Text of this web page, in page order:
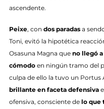
ascendente.
Peixe, con dos paradas a
Toni, evitó la hipotética
Osasuna Magna que no llegó
cómodo en ningún tramo del
culpa de ello la tuvo un Portus
brillante en faceta defensiva
ofensiva, consciente de lo que